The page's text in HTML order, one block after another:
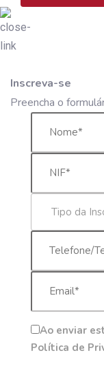
Inscreva-se
Preencha o
Ao enviar
Política de